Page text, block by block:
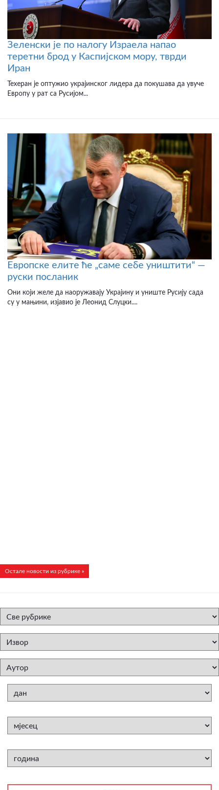
Зеленски је по налогу Израела напао
теретни брод у Каспијском мору, тврди
Иран
Техеран је оптужио украјинског лидера да покушава да увуче
Европу у рат са Русијом...
Европске елите ће „саме себе уништити“ —
руски посланик
Они који желе да наоружавају Украјину и униште Русију сада
су у мањини, изјавио је Леонид Слуцки....
Остале новости из рубрике »